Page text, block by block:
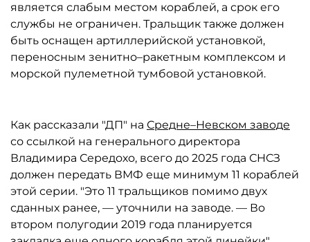
является слабым местом кораблей, а срок его
службы не ограничен. Тральщик также должен
быть оснащен артиллерийской установкой,
переносным зенитно–ракетным комплексом и
морской пулеметной тумбовой установкой.
Как рассказали "ДП" на Средне–Невском заводе
со ссылкой на генерального директора
Владимира Середохо, всего до 2025 года СНСЗ
должен передать ВМФ еще минимум 11 кораблей
этой серии. "Это 11 тральщиков помимо двух
сданных ранее, — уточнили на заводе. — Во
втором полугодии 2019 года планируется